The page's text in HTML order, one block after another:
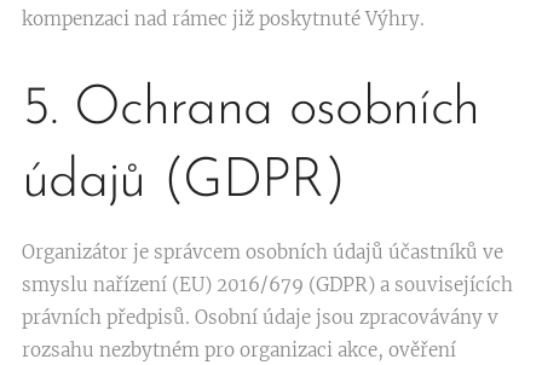
kompenzaci nad rámec již poskytnuté Výhry.
5. Ochrana osobních
údajů (GDPR)
Organizátor je správcem osobních údajů účastníků ve
smyslu nařízení (EU) 2016/679 (GDPR) a souvisejících
právních předpisů. Osobní údaje jsou zpracovávány v
rozsahu nezbytném pro organizaci akce, ověření